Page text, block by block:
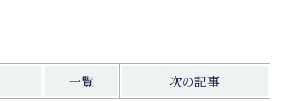
一覧 次の記事